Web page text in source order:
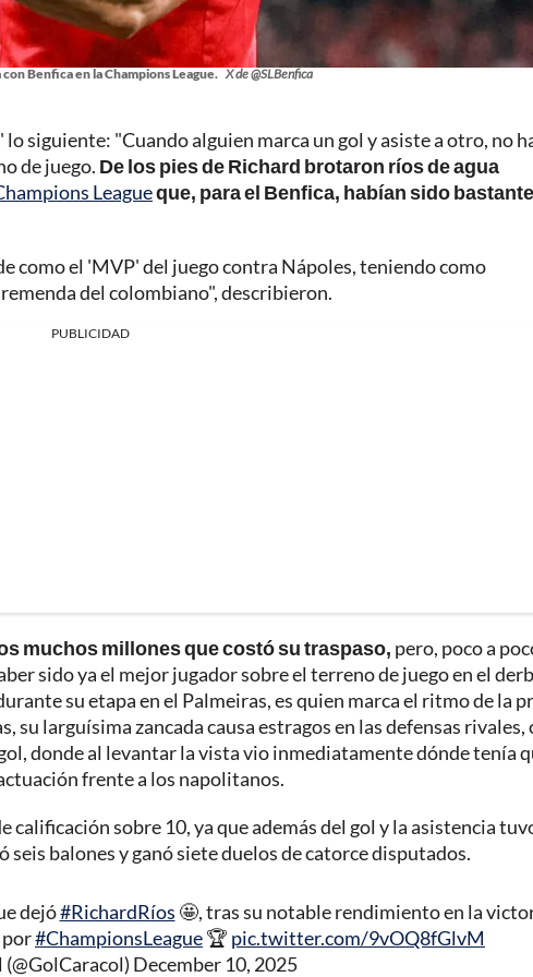
Benfica en la Champions League. X de @SLBenfica
lo siguiente: "Cuando alguien marca un gol y asiste a otro, no
de juego. De los pies de Richard brotaron ríos de agua
Leagueque, para el Benfica, habían sido bastante
como el 'MVP' del juego contra Nápoles, teniendo como
del colombiano", describieron.
PUBLICIDAD
muchos millones que costó su traspaso, pero, poco a
sido ya el mejor jugador sobre el terreno de juego en el
su etapa en el Palmeiras, es quien marca el ritmo de la
su larguísima zancada causa estragos en las defensas rivales,
donde al levantar la vista vio inmediatamente dónde tenía
frente a los napolitanos.
calificación sobre 10, ya que además del gol y la asistencia
balones y ganó siete duelos de catorce disputados.
dejó#RichardRíos 🤩, tras su notable rendimiento en la
#ChampionsLeague🏆 pic.twitter.com/9vOQ8fGlvM
December 10, 2025